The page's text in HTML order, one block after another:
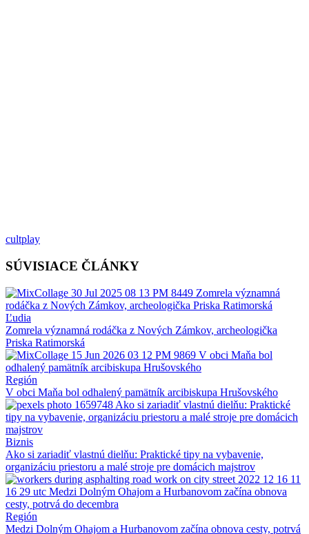
cultplay
SÚVISIACE ČLÁNKY
Ľudia
Zomrela významná rodáčka z Nových Zámkov, archeologička
Priska Ratimorská
Región
V obci Maňa bol odhalený pamätník arcibiskupa Hrušovského
Biznis
Ako si zariadiť vlastnú dielňu: Praktické tipy na vybavenie,
organizáciu priestoru a malé stroje pre domácich majstrov
Región
Medzi Dolným Ohajom a Hurbanovom začína obnova cesty, potrvá